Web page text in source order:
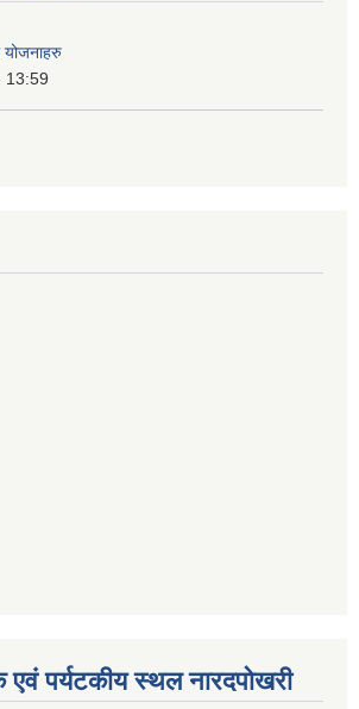
योजनाहरु
13:59
एवं पर्यटकीय स्थल नारदपोखरी